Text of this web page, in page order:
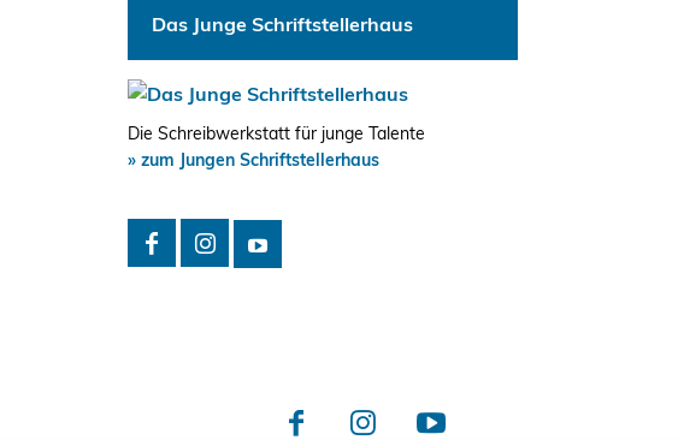
Das Junge Schriftstellerhaus
Die Schreibwerkstatt für junge Talente
» zum Jungen Schriftstellerhaus